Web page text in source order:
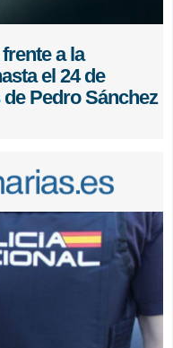
a la
el 24 de
Pedro Sánchez